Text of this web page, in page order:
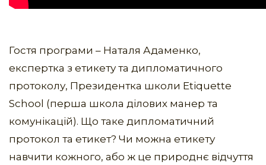
Гостя програми – Наталя Адаменко,
експертка з етикету та дипломатичного
протоколу, Президентка школи Etiquette
School (перша школа дiлових манер та
комунiкацiй). Що таке дипломатичний
протокол та етикет? Чи можна етикету
навчити кожного, або ж це природнє відчуття